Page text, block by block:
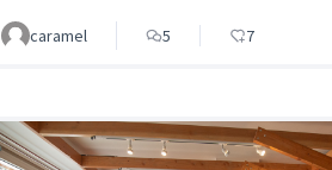
caramel 5 7